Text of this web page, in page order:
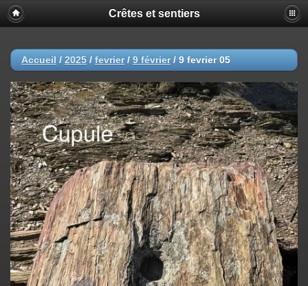
Crêtes et sentiers
Accueil / 2025 / fevrier/ 9 février/ 9 fevrier 05